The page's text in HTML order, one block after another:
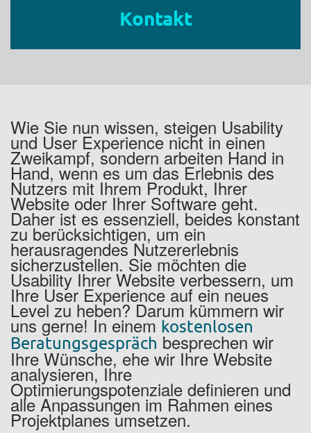
Kontakt
Wie Sie nun wissen, steigen Usability
und User Experience nicht in einen
Zweikampf, sondern arbeiten Hand in
Hand, wenn es um das Erlebnis des
Nutzers mit Ihrem Produkt, Ihrer
Website oder Ihrer Software geht.
Daher ist es essenziell, beides konstant
zu berücksichtigen, um ein
herausragendes Nutzererlebnis
sicherzustellen. Sie möchten die
Usability Ihrer Website verbessern, um
Ihre User Experience auf ein neues
Level zu heben? Darum kümmern wir
uns gerne! In einemkostenlosen
Beratungsgespräch besprechen wir
Ihre Wünsche, ehe wir Ihre Website
analysieren, Ihre
Optimierungspotenziale definieren und
alle Anpassungen im Rahmen eines
Projektplanes umsetzen.